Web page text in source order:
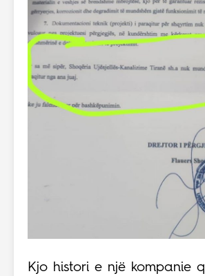
Kjo histori e një kompanie